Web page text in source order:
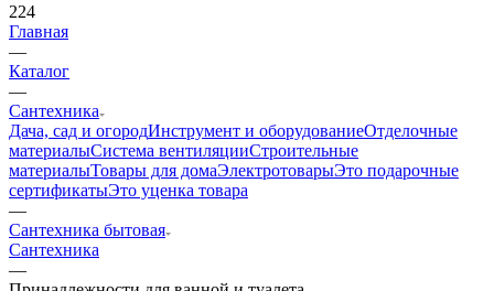
224
Главная
—
Каталог
—
Сантехника
Дача, сад и огородИнструмент и оборудованиеОтделочные
материалыСистема вентиляцииСтроительные
материалыТовары для домаЭлектротоварыЭто подарочные
сертификатыЭто уценка товара
—
Сантехника бытовая
Сантехника
—